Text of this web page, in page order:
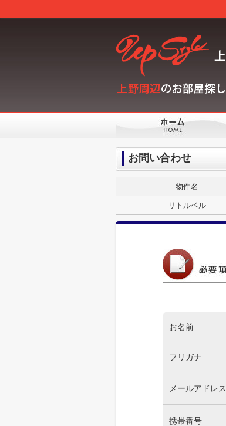
お問い合わせ
物件名
リトルベル
お名前
フリガナ
メールアドレス
携帯番号